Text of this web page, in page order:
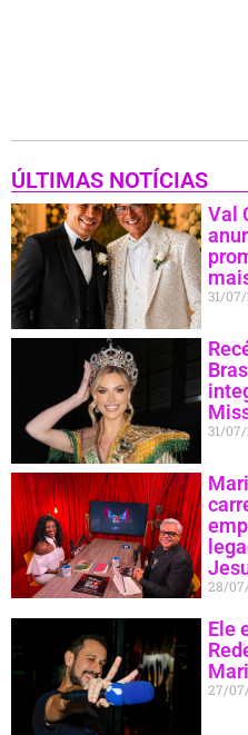
ÚLTIMAS NOTÍCIAS
Val
31/
31/
28/
Ele
27/